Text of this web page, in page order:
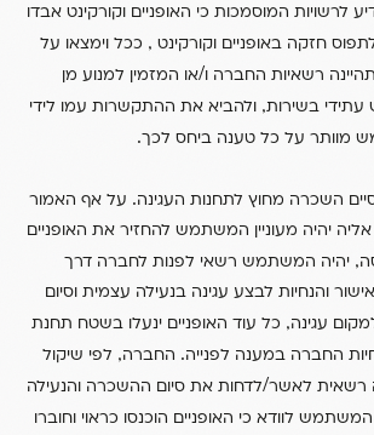
לרשויות המוסמכות כי האופניים וקורקינט אבדו
לתפוס חזקה באופניים וקורקינט , ככל וימצאו על
תהיינה רשאיות החברה ו/או המזמין למנוע מן
בשירות, ולהביא את ההתקשרות עמו לידי
מוותר על כל טענה ביחס לכך.
השכרה מחוץ לתחנות העגינה. על אף האמור
יהיה מעוניין המשתמש להחזיר את האופניים
, יהיה המשתמש רשאי לפנות לחברה דרך
והנחיות לבצע עגינה בנעילה עצמית וסיום
עגינה, כל עוד האופניים ינעלו בשטח תחנת
החברה במענה לפנייה. החברה, לפי שיקול
רשאית לאשר/לדחות את סיום ההשכרה והנעילה
לוודא כי האופניים הוכנסו כראוי וחוברו